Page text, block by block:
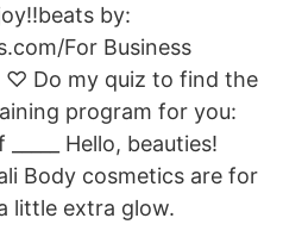
by:
For Business
♡ Do my quiz to find the
program for you:
Hello, beauties!
Body cosmetics are for
little extra glow.